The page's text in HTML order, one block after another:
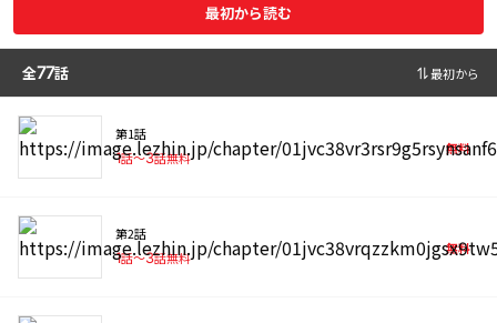
最初から読む
全77話 最初から
第1話
1話〜3話無料
無料
第2話
1話〜3話無料
無料